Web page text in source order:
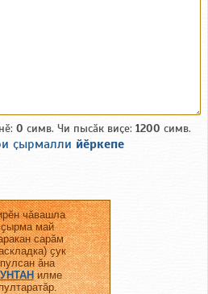
0 симв. Чи пысӑк виҫе: 1200 симв.
ҫырмалли йӗркепе
чӑвашла
ҫырма май
сарӑм
ҫук
пулсан ӑна
илме